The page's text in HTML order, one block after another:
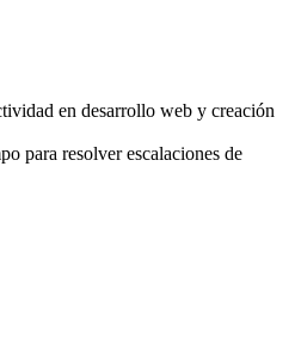
en desarrollo web y creación
para resolver escalaciones de